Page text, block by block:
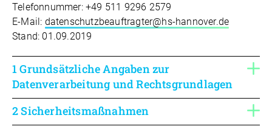
Telefonnummer: +49 511 9296 2579
E-Mail: datenschutzbeauftragter@hs-hannover.de
Stand: 01.09.2019
1 Grundsätzliche Angaben zur
Datenverarbeitung und Rechtsgrundlagen
2 Sicherheitsmaßnahmen